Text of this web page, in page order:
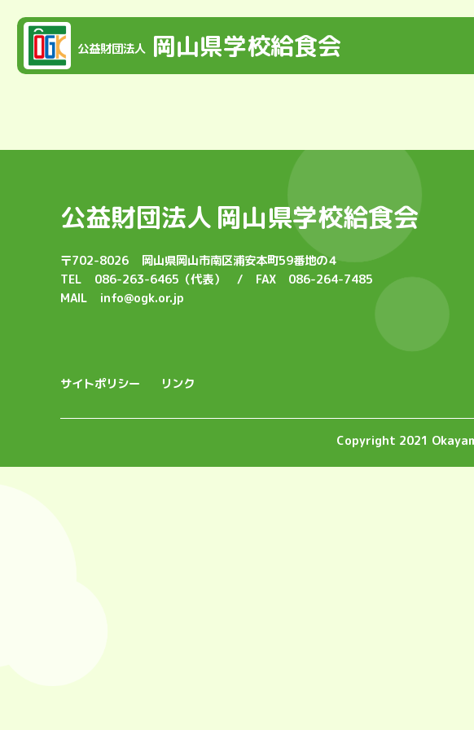
公益財団法人 岡山県学校給食会
公益財団法人 岡山県学校給食会
〒702-8026
岡山県岡山市南区浦安本町59番地の４
TEL
086-263-6465（代表） / FAX
086-264-7485
MAIL
info@ogk.or.jp
サイトポリシー リンク
Copyright 2021